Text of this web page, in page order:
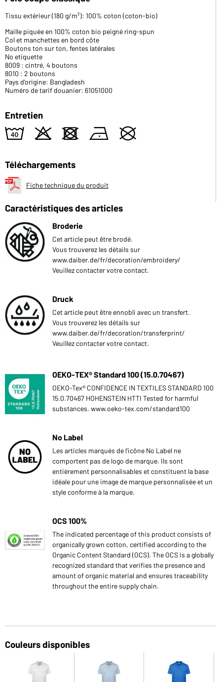
Tissu extérieur (180 g/m²): 100% coton (coton-bio)
Maille piquée en 100% coton bio peigné ring-spun
Col et manchettes en bord côte
Boutons ton sur ton, fentes latérales
No etiquette
8009 : cintré, 4 boutons
8010 : 2 boutons
Pays d'origine: Bangladesh
Numéro de tarif douanier: 61051000
Entretien
8 o d n U
Téléchargements
Fiche technique du produit
Caractéristiques des articles
Broderie
Cet article peut être brodé.
Vous trouverez les détails sur
www.daiber.de/fr/decoration/embroidery/
Veuillez contacter votre contact.
Druck
Cet article peut être ennobli avec un transfert.
Vous trouverez les détails sur
www.daiber.de/fr/decoration/transferprint/
Veuillez contacter votre contact.
OEKO-TEX® Standard 100 (15.0.70467)
OEKO-Tex® CONFIDENCE IN TEXTILES STANDARD 100
15.0.70467 HOHENSTEIN HTTI Tested for harmful
substances. www.oeko-tex.com/standard100
No Label
Les articles marqués de l'icône No Label ne
comportent pas de logo de marque. Ils sont
entièrement personnalisables et constituent la base
idéale pour une image de marque personnalisée et un
style conforme à la marque.
OCS 100%
The indicated percentage of this product consists of
organically grown cotton, certified according to the
Organic Content Standard (OCS). The OCS is a globally
recognized standard that verifies the presence and
amount of organic material and ensures traceability
throughout the entire supply chain.
Couleurs disponibles